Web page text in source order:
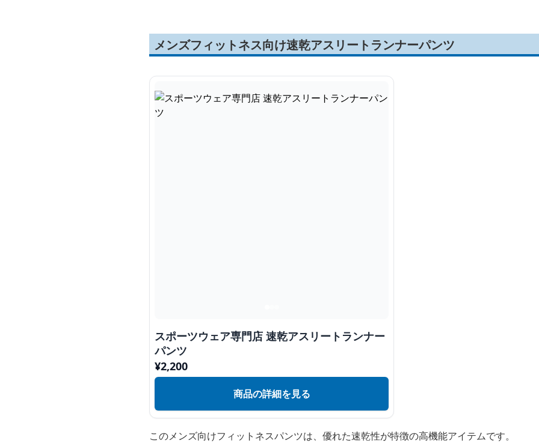
メンズフィットネス向け速乾アスリートランナーパンツ
スポーツウェア専門店 速乾アスリートランナー
パンツ
¥2,200
商品の詳細を見る
このメンズ向けフィットネスパンツは、優れた速乾性が特徴の高機能アイテムです。